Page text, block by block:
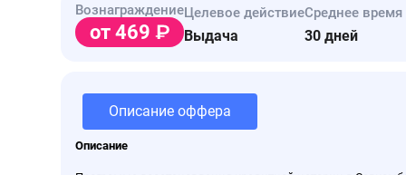
Вознаграждение
от 469
Целевое действие
Выдача
Среднее
30 дней
Описание оффера
Описание